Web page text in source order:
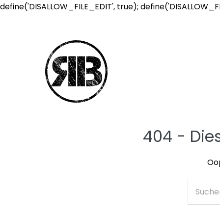
define('DISALLOW_FILE_EDIT', true);
404 -
nach: